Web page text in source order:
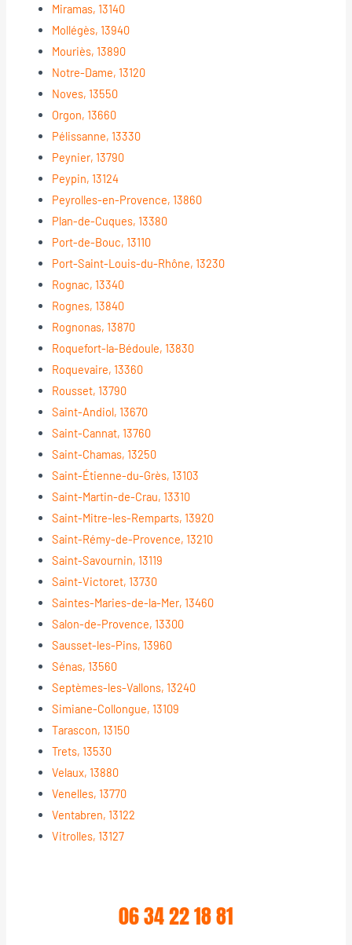
Miramas, 13140
Mollégès, 13940
Mouriès, 13890
Notre-Dame, 13120
Noves, 13550
Orgon, 13660
Pélissanne, 13330
Peynier, 13790
Peypin, 13124
Peyrolles-en-Provence, 13860
Plan-de-Cuques, 13380
Port-de-Bouc, 13110
Port-Saint-Louis-du-Rhône, 13230
Rognac, 13340
Rognes, 13840
Rognonas, 13870
Roquefort-la-Bédoule, 13830
Roquevaire, 13360
Rousset, 13790
Saint-Andiol, 13670
Saint-Cannat, 13760
Saint-Chamas, 13250
Saint-Étienne-du-Grès, 13103
Saint-Martin-de-Crau, 13310
Saint-Mitre-les-Remparts, 13920
Saint-Rémy-de-Provence, 13210
Saint-Savournin, 13119
Saint-Victoret, 13730
Saintes-Maries-de-la-Mer, 13460
Salon-de-Provence, 13300
Sausset-les-Pins, 13960
Sénas, 13560
Septèmes-les-Vallons, 13240
Simiane-Collongue, 13109
Tarascon, 13150
Trets, 13530
Velaux, 13880
Venelles, 13770
Ventabren, 13122
Vitrolles, 13127
06 34 22 18 81